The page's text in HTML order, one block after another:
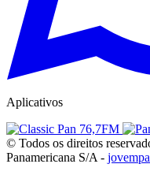
Aplicativos
© Todos os direitos
Panamericana S/A -